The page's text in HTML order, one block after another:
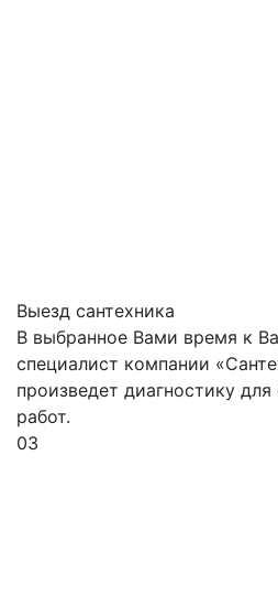
Выезд сантехника
В выбранное Вами время к
специалист компании
произведет диагностику
работ.
03